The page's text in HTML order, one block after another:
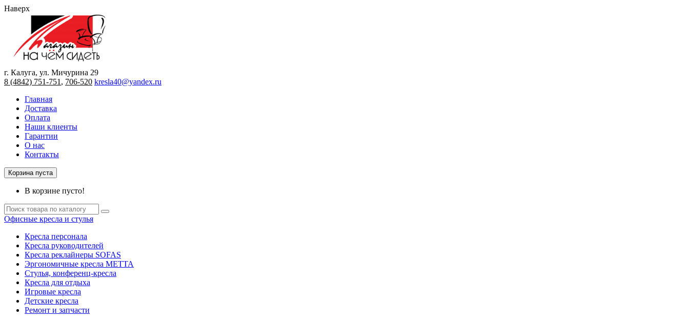
Наверх
г. Калуга, ул. Мичурина 29
8 (4842) 751-751 , 706-520 kresla40@yandex.ru
Главная
Доставка
Оплата
Наши клиенты
Гарантии
О нас
Контакты
Корзина пуста
В корзине пусто!
Офисные кресла и стулья
Кресла персонала
Кресла руководителей
Кресла реклайнеры SOFAS
Эргономичные кресла МЕТТА
Стулья, конференц-кресла
Кресла для отдыха
Игровые кресла
Детские кресла
Ремонт и запчасти